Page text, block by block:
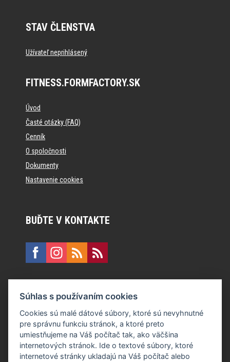
STAV ČLENSTVA
Užívateľ neprihlásený
FITNESS.FORMFACTORY.SK
Úvod
Časté otázky (FAQ)
Cenník
O spoločnosti
Dokumenty
Nastavenie cookies
BUĎTE V KONTAKTE
E:recepcia@formfactory.sk
Form Factory Slovakia s.r.o., Ružová dolina 480/6, 821 08
Bratislava
Súhlas s používaním cookies
Cookies sú malé dátové súbory, ktoré sú nevyhnutné
pre správnu funkciu stránok, a ktoré preto
umiestňujeme na Váš počítač tak, ako väčšina
internetových stránok. Ide o textové súbory, ktoré
internetové stránky ukladajú na Váš počítač alebo